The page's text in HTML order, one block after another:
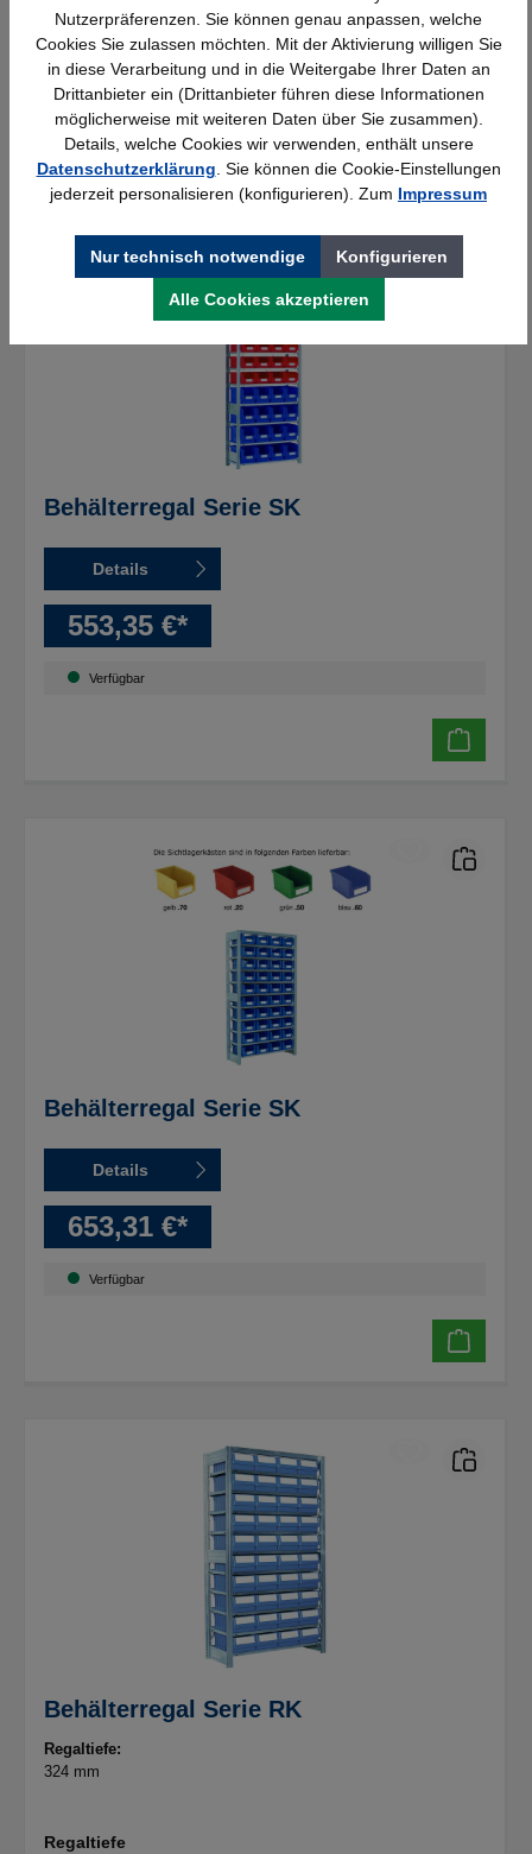
794,92 €*
Verfügbar
Behälterregal Serie SK
Details
553,35 €*
Verfügbar
Behälterregal Serie SK
Details
653,31 €*
Verfügbar
Behälterregal Serie RK
Regaltiefe:
324 mm
Regaltiefe
Nutzerpräferenzen. Sie können genau anpassen, welche
Cookies Sie zulassen möchten. Mit der Aktivierung willigen Sie
in diese Verarbeitung und in die Weitergabe Ihrer Daten an
Drittanbieter ein (Drittanbieter führen diese Informationen
möglicherweise mit weiteren Daten über Sie zusammen).
Details, welche Cookies wir verwenden, enthält unsere
Datenschutzerklärung . Sie können die Cookie-Einstellungen
jederzeit personalisieren (konfigurieren). Zum Impressum
Nur technisch notwendige Konfigurieren
Alle Cookies akzeptieren